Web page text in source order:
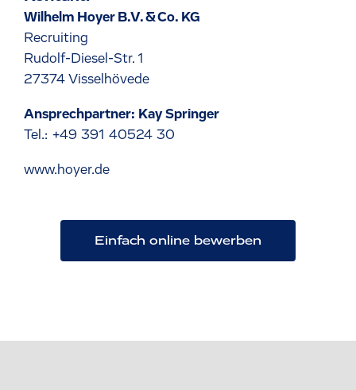
Wilhelm Hoyer B.V. & Co. KG
Recruiting
Rudolf-Diesel-Str. 1
27374 Visselhövede
Ansprechpartner: Kay Springer
Tel.: +49 391 40524 30
www.hoyer.de
Einfach online bewerben